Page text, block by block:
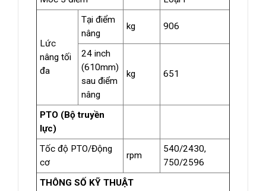
Lức
nâng tối
đa
Tại điểm
nâng
kg 906
24 inch
(610mm)
sau điểm
nâng
kg 651
PTO (Bộ truyền
lực)
Tốc độ PTO/Động
cơ
rpm
540/2430,
750/2596
THÔNG SỐ KỸ THUẬT